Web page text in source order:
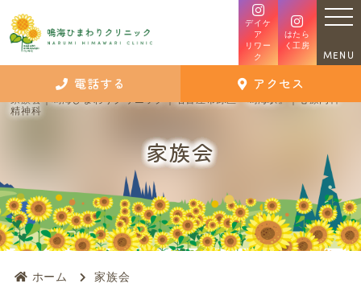
精神科
デイケ
ア
リワー
ク
はたら
く工房
MENU
電話する アクセス
家族会
ホーム 家族会